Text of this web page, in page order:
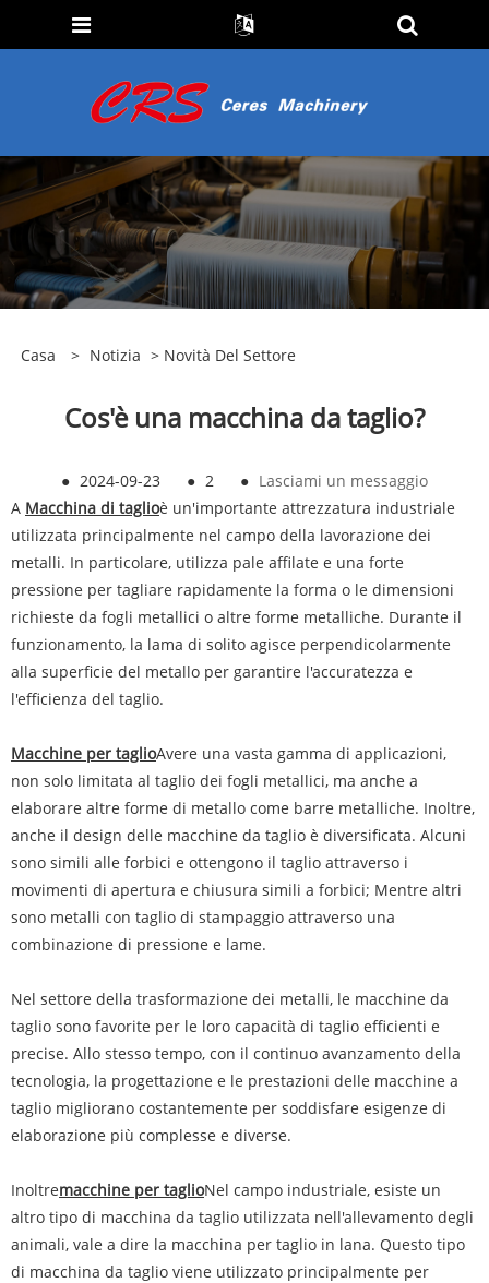
Casa > Notizia > Novità Del Settore
Cos'è una macchina da taglio?
● 2024-09-23 ● 2 ● Lasciami un messaggio
A Macchina di taglioè un'importante attrezzatura industriale
utilizzata principalmente nel campo della lavorazione dei
metalli. In particolare, utilizza pale affilate e una forte
pressione per tagliare rapidamente la forma o le dimensioni
richieste da fogli metallici o altre forme metalliche. Durante il
funzionamento, la lama di solito agisce perpendicolarmente
alla superficie del metallo per garantire l'accuratezza e
l'efficienza del taglio.
Macchine per taglioAvere una vasta gamma di applicazioni,
non solo limitata al taglio dei fogli metallici, ma anche a
elaborare altre forme di metallo come barre metalliche. Inoltre,
anche il design delle macchine da taglio è diversificata. Alcuni
sono simili alle forbici e ottengono il taglio attraverso i
movimenti di apertura e chiusura simili a forbici; Mentre altri
sono metalli con taglio di stampaggio attraverso una
combinazione di pressione e lame.
Nel settore della trasformazione dei metalli, le macchine da
taglio sono favorite per le loro capacità di taglio efficienti e
precise. Allo stesso tempo, con il continuo avanzamento della
tecnologia, la progettazione e le prestazioni delle macchine a
taglio migliorano costantemente per soddisfare esigenze di
elaborazione più complesse e diverse.
Inoltremacchine per taglioNel campo industriale, esiste un
altro tipo di macchina da taglio utilizzata nell'allevamento degli
animali, vale a dire la macchina per taglio in lana. Questo tipo
di macchina da taglio viene utilizzato principalmente per